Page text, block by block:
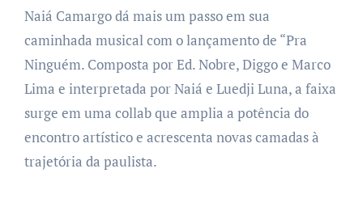
Naiá Camargo dá mais um passo em sua
caminhada musical com o lançamento de “Pra
Ninguém. Composta por Ed. Nobre, Diggo e Marco
Lima e interpretada por Naiá e Luedji Luna, a faixa
surge em uma collab que amplia a potência do
encontro artístico e acrescenta novas camadas à
trajetória da paulista.